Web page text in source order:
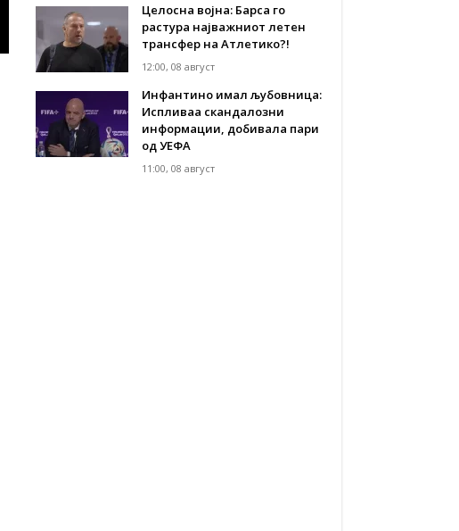
Целосна војна: Барса го
растура најважниот летен
трансфер на Атлетико?!
12:00, 08 август
Инфантино имал љубовница:
Испливаа скандалозни
информации, добивала пари
од УЕФА
11:00, 08 август